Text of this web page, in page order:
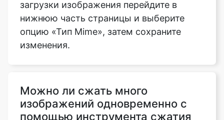
изменения.
Можно ли сжать много
изображения до 300kb?
Да, вы можете сжимать черно-белые